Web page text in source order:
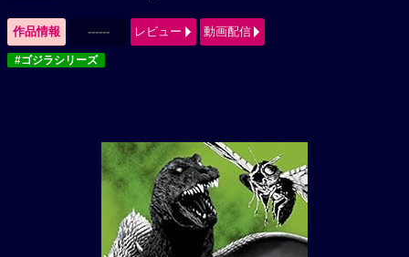
作品情報 ------ レビュー 動画配信
#ゴジラシリーズ